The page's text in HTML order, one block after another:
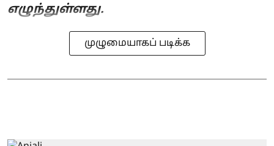
எழுந்துள்ளது.
முழுமையாகப் படிக்க